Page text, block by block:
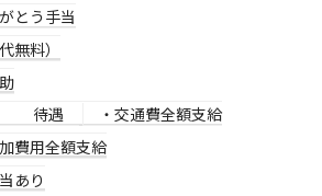
とう手当
無料）
待遇
・交通費全額支給
費用全額支給
あり